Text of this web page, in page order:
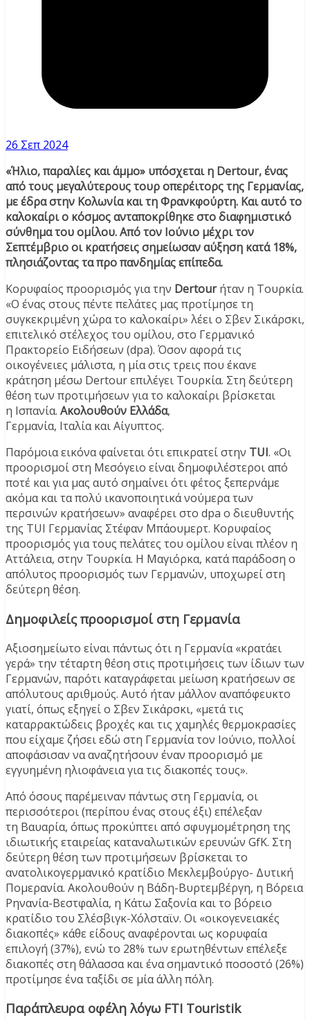
26 Σεπ 2024
«Ήλιο, παραλίες και άμμο» υπόσχεται η Dertour, ένας
από τους μεγαλύτερους τουρ οπερέιτορς της Γερμανίας,
με έδρα στην Κολωνία και τη Φρανκφούρτη. Και αυτό το
καλοκαίρι ο κόσμος ανταποκρίθηκε στο διαφημιστικό
σύνθημα του ομίλου. Από τον Ιούνιο μέχρι τον
Σεπτέμβριο οι κρατήσεις σημείωσαν αύξηση κατά 18%,
πλησιάζοντας τα προ πανδημίας επίπεδα.
Κορυφαίος προορισμός για την Dertourήταν η Τουρκία.
«Ο ένας στους πέντε πελάτες μας προτίμησε τη
συγκεκριμένη χώρα το καλοκαίρι» λέει ο Σβεν Σικάρσκι,
επιτελικό στέλεχος του ομίλου, στο Γερμανικό
Πρακτορείο Ειδήσεων (dpa). Όσον αφορά τις
οικογένειες μάλιστα, η μία στις τρεις που έκανε
κράτηση μέσω Dertour επιλέγει Τουρκία. Στη δεύτερη
θέση των προτιμήσεων για το καλοκαίρι βρίσκεται
η Ισπανία. Ακολουθούν Ελλάδα,
Γερμανία, Ιταλία και Αίγυπτος.
Παρόμοια εικόνα φαίνεται ότι επικρατεί στην TUI. «Οι
προορισμοί στη Μεσόγειο είναι δημοφιλέστεροι από
ποτέ και για μας αυτό σημαίνει ότι φέτος ξεπερνάμε
ακόμα και τα πολύ ικανοποιητικά νούμερα των
περσινών κρατήσεων» αναφέρει στο dpa ο διευθυντής
της TUI Γερμανίας Στέφαν Μπάουμερτ. Κορυφαίος
προορισμός για τους πελάτες του ομίλου είναι πλέον η
Αττάλεια, στην Τουρκία. Η Μαγιόρκα, κατά παράδοση ο
απόλυτος προορισμός των Γερμανών, υποχωρεί στη
δεύτερη θέση.
Δημοφιλείς προορισμοί στη Γερμανία
Αξιοσημείωτο είναι πάντως ότι η Γερμανία «κρατάει
γερά» την τέταρτη θέση στις προτιμήσεις των ίδιων των
Γερμανών, παρότι καταγράφεται μείωση κρατήσεων σε
απόλυτους αριθμούς. Αυτό ήταν μάλλον αναπόφευκτο
γιατί, όπως εξηγεί ο Σβεν Σικάρσκι, «μετά τις
καταρρακτώδεις βροχές και τις χαμηλές θερμοκρασίες
που είχαμε ζήσει εδώ στη Γερμανία τον Ιούνιο, πολλοί
αποφάσισαν να αναζητήσουν έναν προορισμό με
εγγυημένη ηλιοφάνεια για τις διακοπές τους».
Από όσους παρέμειναν πάντως στη Γερμανία, οι
περισσότεροι (περίπου ένας στους έξι) επέλεξαν
τη Βαυαρία, όπως προκύπτει από σφυγμομέτρηση της
ιδιωτικής εταιρείας καταναλωτικών ερευνών GfK. Στη
δεύτερη θέση των προτιμήσεων βρίσκεται το
ανατολικογερμανικό κρατίδιο Μεκλεμβούργο- Δυτική
Πομερανία. Ακολουθούν η Βάδη-Βυρτεμβέργη, η Βόρεια
Ρηνανία-Βεστφαλία, η Κάτω Σαξονία και το βόρειο
κρατίδιο του Σλέσβιγκ-Χόλσταϊν. Οι «οικογενειακές
διακοπές» κάθε είδους αναφέρονται ως κορυφαία
επιλογή (37%), ενώ το 28% των ερωτηθέντων επέλεξε
διακοπές στη θάλασσα και ένα σημαντικό ποσοστό (26%)
προτίμησε ένα ταξίδι σε μία άλλη πόλη.
Παράπλευρα οφέλη λόγω FTI Touristik